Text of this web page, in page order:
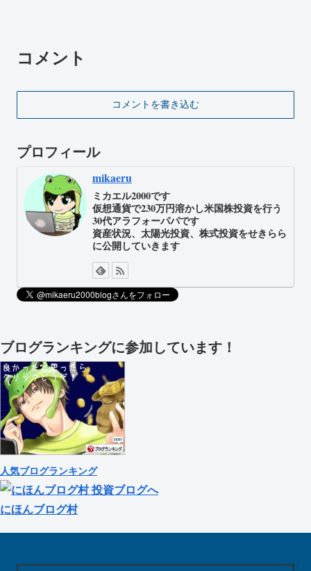
コメント
コメントを書き込む
プロフィール
mikaeru
ミカエル2000です
仮想通貨で230万円溶かし米国株投資を行う
30代アラフォーパパです
資産状況、太陽光投資、株式投資をせきらら
に公開していきます
ブログランキングに参加しています！
人気ブログランキング
にほんブログ村